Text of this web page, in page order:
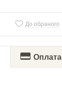
До обраного
Оплата